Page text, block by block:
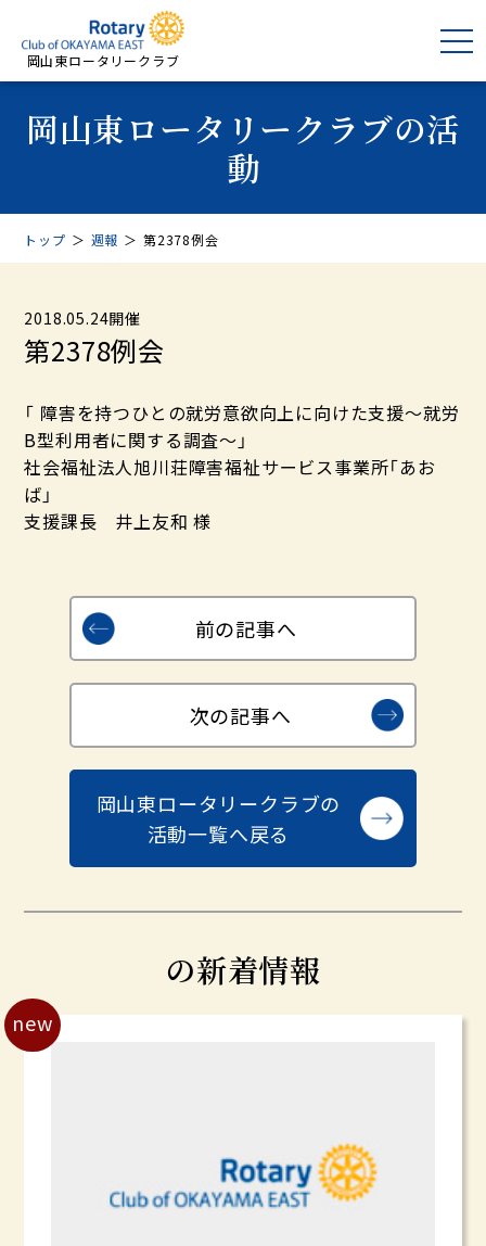
岡山東ロータリークラブ
岡山東ロータリークラブの活
動
トップ ＞ 週報 ＞ 第2378例会
2018.05.24開催
第2378例会
「 障害を持つひとの就労意欲向上に向けた支援～就労
B型利用者に関する調査～」
社会福祉法人旭川荘障害福祉サービス事業所「あお
ば」
支援課長 井上友和 様
前の記事へ
岡山東ロータリークラブの
活動一覧へ戻る
次の記事へ
の新着情報
new